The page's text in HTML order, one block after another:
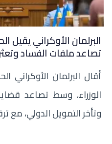
البرلمان الأوكراني
تصاعد ملفات الفساد
أقال البرلمان الأوكراني
الوزراء، وسط تصاعد
وتأخر التمويل الدولي، مع